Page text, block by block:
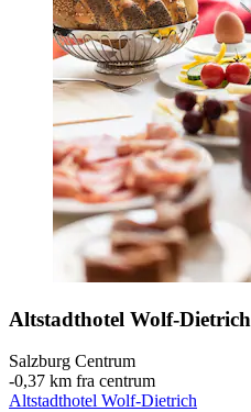
Altstadthotel Wolf-Dietrich
Salzburg Centrum
‐0,37 km fra centrum
Altstadthotel Wolf-Dietrich